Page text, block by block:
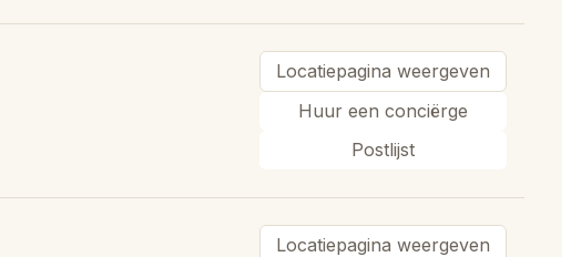
Locatiepagina weergeven
Huur een conciërge
Postlijst
Locatiepagina weergeven